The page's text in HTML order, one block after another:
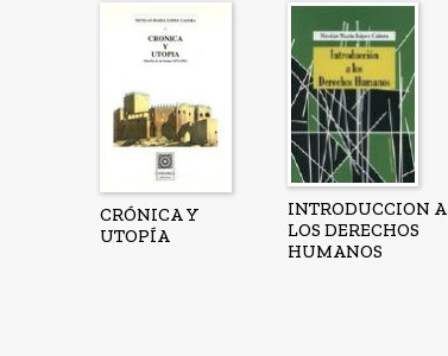
CRÓNICA Y
UTOPÍA
INTRODUCCION A
LOS DERECHOS
HUMANOS